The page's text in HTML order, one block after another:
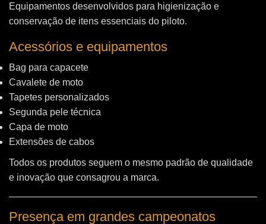
Equipamentos desenvolvidos para higienização e
conservação de itens essenciais do piloto.
Acessórios e equipamentos
Bag para capacete
Cavalete de moto
Tapetes personalizados
Segunda pele técnica
Capa de moto
Extensões de cabos
Todos os produtos seguem o mesmo padrão de qualidade
e inovação que consagrou a marca.
Presença em grandes campeonatos